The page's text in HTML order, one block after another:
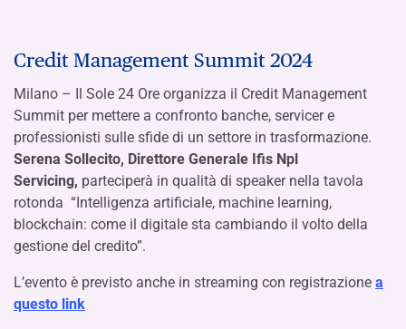
Credit Management Summit 2024
Milano – Il Sole 24 Ore organizza il Credit Management
Summit per mettere a confronto banche, servicer e
professionisti sulle sfide di un settore in trasformazione.
Serena Sollecito, Direttore Generale Ifis Npl
Servicing, parteciperà in qualità di speaker nella tavola
rotonda “Intelligenza artificiale, machine learning,
blockchain: come il digitale sta cambiando il volto della
gestione del credito”.
L’evento è previsto anche in streaming con registrazione a
questo link